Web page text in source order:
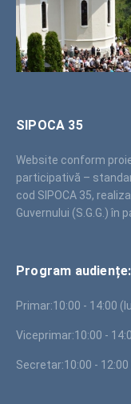
SIPOCA 35
Website conform
participativă –
cod SIPOCA 35,
Guvernului (S.G.G.)
Program audiențe:
Primar:10:00 - 14:00
Viceprimar:10:00 -
Secretar:10:00 -